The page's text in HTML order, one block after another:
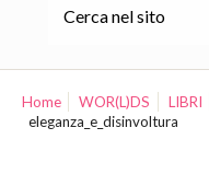
Home WOR(L)DS LIBRI
eleganza_e_disinvoltura